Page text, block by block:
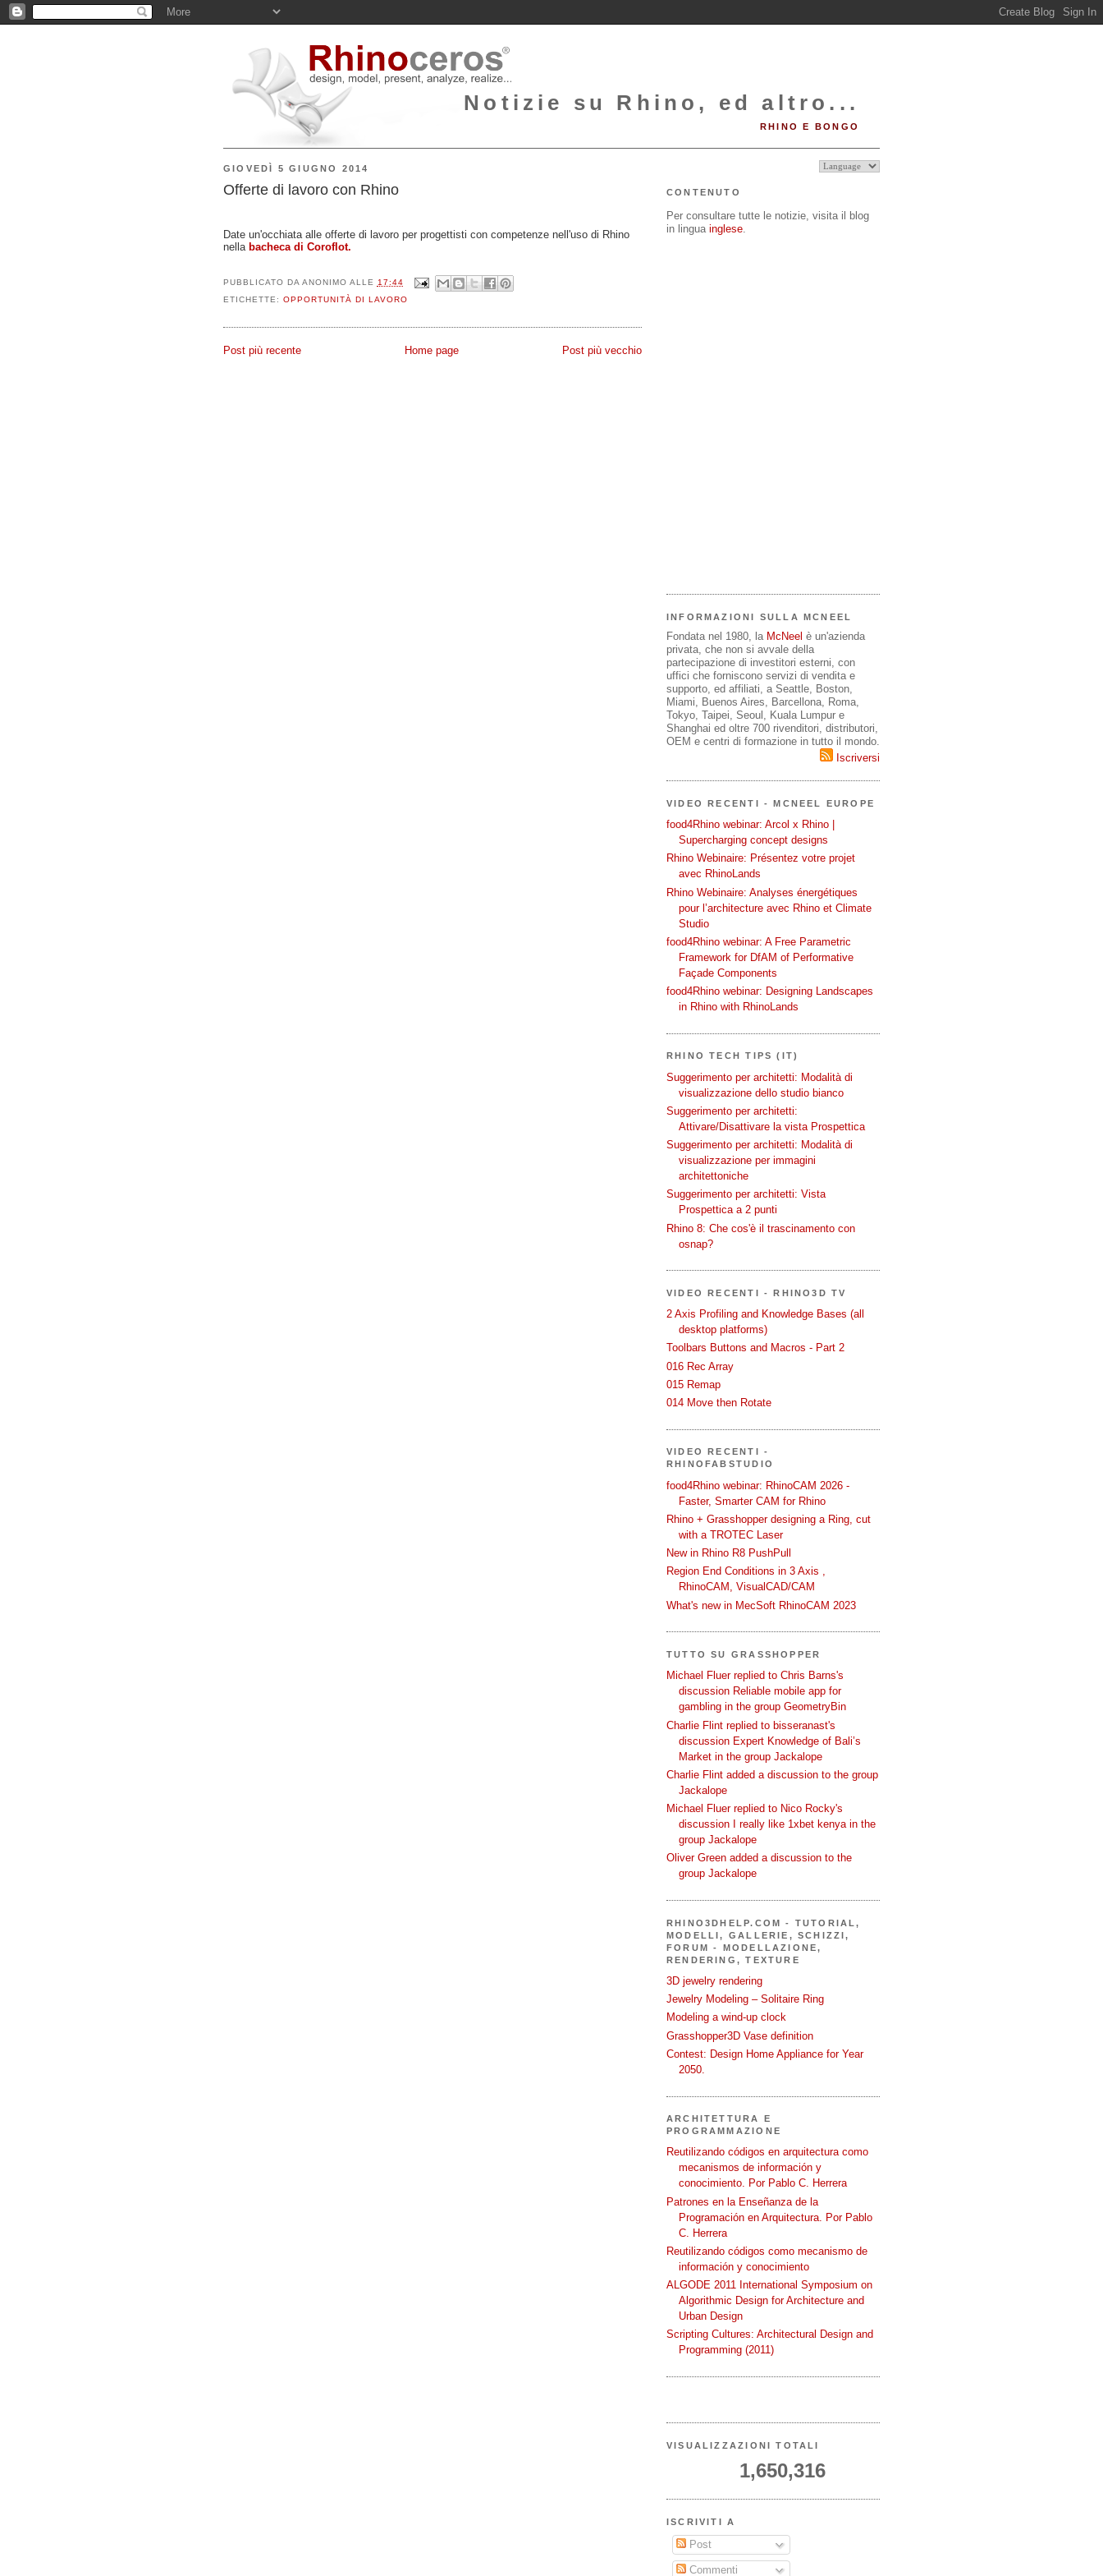
Notizie su Rhino, ed altro...
RHINO E BONGO
GIOVEDÌ 5 GIUGNO 2014
Offerte di lavoro con Rhino
Date un'occhiata alle offerte di lavoro per progettisti con competenze nell'uso di Rhino
nella bacheca di Coroflot.
PUBBLICATO DA ANONIMO ALLE
17:44
ETICHETTE: OPPORTUNITÀ DI LAVORO
Post più recente Post più vecchio
Home page
CONTENUTO
Per consultare tutte le notizie, visita il blog
in lingua inglese
INFORMAZIONI SULLA MCNEEL
Fondata nel 1980, la McNeel è un'azienda
privata, che non si avvale della
partecipazione di investitori esterni, con
uffici che forniscono servizi di vendita e
supporto, ed affiliati, a Seattle, Boston,
Miami, Buenos Aires, Barcellona, Roma,
Tokyo, Taipei, Seoul, Kuala Lumpur e
Shanghai ed oltre 700 rivenditori, distributori,
OEM e centri di formazione in tutto il mondo.
Iscriversi
VIDEO RECENTI - MCNEEL EUROPE
food4Rhino webinar: Arcol x Rhino |
Supercharging concept designs
Rhino Webinaire: Présentez votre projet
avec RhinoLands
Rhino Webinaire: Analyses énergétiques
pour l’architecture avec Rhino et Climate
Studio
food4Rhino webinar: A Free Parametric
Framework for DfAM of Performative
Façade Components
food4Rhino webinar: Designing Landscapes
in Rhino with RhinoLands
RHINO TECH TIPS (IT)
Suggerimento per architetti: Modalità di
visualizzazione dello studio bianco
Suggerimento per architetti:
Attivare/Disattivare la vista Prospettica
Suggerimento per architetti: Modalità di
visualizzazione per immagini
architettoniche
Suggerimento per architetti: Vista
Prospettica a 2 punti
Rhino 8: Che cos'è il trascinamento con
osnap?
VIDEO RECENTI - RHINO3D TV
2 Axis Profiling and Knowledge Bases (all
desktop platforms)
Toolbars Buttons and Macros - Part 2
016 Rec Array
015 Remap
014 Move then Rotate
VIDEO RECENTI -
RHINOFABSTUDIO
food4Rhino webinar: RhinoCAM 2026 -
Faster, Smarter CAM for Rhino
Rhino + Grasshopper designing a Ring, cut
with a TROTEC Laser
New in Rhino R8 PushPull
Region End Conditions in 3 Axis ,
RhinoCAM, VisualCAD/CAM
What's new in MecSoft RhinoCAM 2023
TUTTO SU GRASSHOPPER
Michael Fluer replied to Chris Barns's
discussion Reliable mobile app for
gambling in the group GeometryBin
Charlie Flint replied to bisseranast's
discussion Expert Knowledge of Bali’s
Market in the group Jackalope
Charlie Flint added a discussion to the group
Jackalope
Michael Fluer replied to Nico Rocky's
discussion I really like 1xbet kenya in the
group Jackalope
Oliver Green added a discussion to the
group Jackalope
RHINO3DHELP.COM - TUTORIAL,
MODELLI, GALLERIE, SCHIZZI,
FORUM - MODELLAZIONE,
RENDERING, TEXTURE
3D jewelry rendering
Jewelry Modeling – Solitaire Ring
Modeling a wind-up clock
Grasshopper3D Vase definition
Contest: Design Home Appliance for Year
2050.
ARCHITETTURA E
PROGRAMMAZIONE
Reutilizando códigos en arquitectura como
mecanismos de información y
conocimiento. Por Pablo C. Herrera
Patrones en la Enseñanza de la
Programación en Arquitectura. Por Pablo
C. Herrera
Reutilizando códigos como mecanismo de
información y conocimiento
ALGODE 2011 International Symposium on
Algorithmic Design for Architecture and
Urban Design
Scripting Cultures: Architectural Design and
Programming (2011)
VISUALIZZAZIONI TOTALI
1,650,316
ISCRIVITI A
Post
Commenti